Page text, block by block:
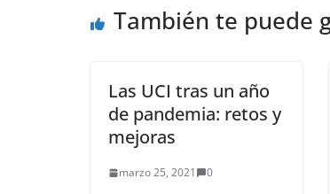
También te puede
Las UCI tras un año
de pandemia: retos y
mejoras
marzo 25, 2021 0